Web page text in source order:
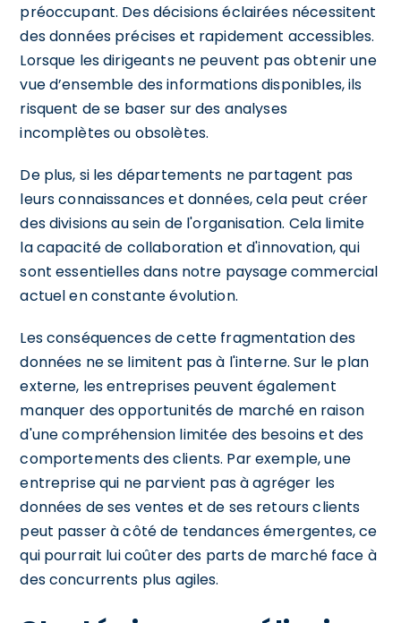
préoccupant. Des décisions éclairées nécessitent
des données précises et rapidement accessibles.
Lorsque les dirigeants ne peuvent pas obtenir une
vue d’ensemble des informations disponibles, ils
risquent de se baser sur des analyses
incomplètes ou obsolètes.
De plus, si les départements ne partagent pas
leurs connaissances et données, cela peut créer
des divisions au sein de l'organisation. Cela limite
la capacité de collaboration et d'innovation, qui
sont essentielles dans notre paysage commercial
actuel en constante évolution.
Les conséquences de cette fragmentation des
données ne se limitent pas à l'interne. Sur le plan
externe, les entreprises peuvent également
manquer des opportunités de marché en raison
d'une compréhension limitée des besoins et des
comportements des clients. Par exemple, une
entreprise qui ne parvient pas à agréger les
données de ses ventes et de ses retours clients
peut passer à côté de tendances émergentes, ce
qui pourrait lui coûter des parts de marché face à
des concurrents plus agiles.